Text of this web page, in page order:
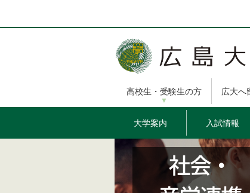
ン
に
高校生・受験生の方 広大へ
大学案内 入試情報